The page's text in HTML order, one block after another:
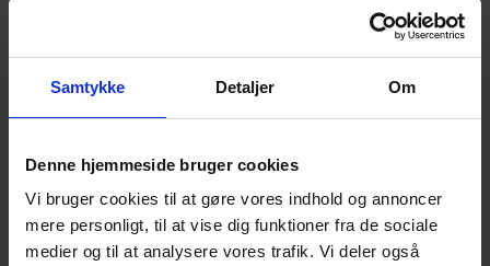
Samtykke Detaljer Om
Denne hjemmeside bruger cookies
Vi bruger cookies til at gøre vores indhold og annoncer
mere personligt, til at vise dig funktioner fra de sociale
medier og til at analysere vores trafik. Vi deler også
3969 3077
kontor@bagergruppen.dk
Intranet Login
Bliv Medlem
Username
Password